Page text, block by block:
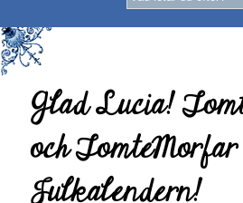
Glad Lucia!
och
Julkalendern!